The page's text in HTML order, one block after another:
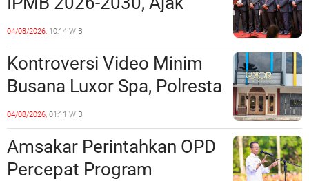
Tempat?
Perkuat Kerukunan dan
Sinergi dengan Pemko
Batam
04/08/2026, 10:14 WIB
Kontroversi Video Minim
Busana Luxor Spa, Polresta
Barelang Usut Tuntas
Unsur Pelanggaran Hukum
04/08/2026, 01:11 WIB
Amsakar Perintahkan OPD
Percepat Program